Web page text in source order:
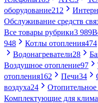
оборудование212
Обслуживание средств
Все товары рубрики3 989
948
Котлы отопления474
Водонагреватели28
Воздушное отопление97
отопления162 Печи34
воздуха24
Комплектующие для